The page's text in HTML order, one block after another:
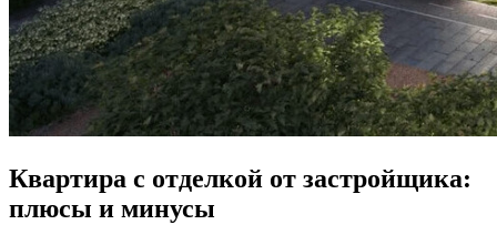
Квартира с отделкой от застройщика:
плюсы и минусы